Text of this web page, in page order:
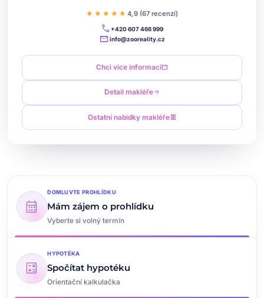
★★★★★ 4,9 (67 recenzí)
call +420 607 466 999
mail info@zooreality.cz
Chci více informacímail
Detail makléřearrow_forward
Ostatní nabídky makléřegrid_view
calendar_month
DOMLUVTE PROHLÍDKU
Mám zájem o prohlídku
Vyberte si volný termín
calculate
HYPOTÉKA
Spočítat hypotéku
Orientační kalkulačka